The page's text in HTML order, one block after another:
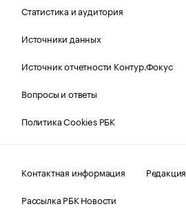
Статистика и аудитория
Источники данных
Источник отчетности Контур.Фокус
Вопросы и ответы
Политика Cookies РБК
Контактная информация
Редакция
Рассылка РБК Новости